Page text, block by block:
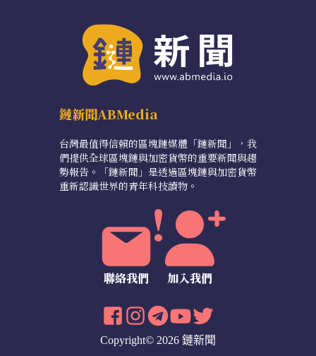
鏈新聞ABMedia
台灣最值得信賴的區塊鏈媒體「鏈新聞」，我
們提供全球區塊鏈與加密貨幣的重要新聞與趨
勢報告。「鏈新聞」是透過區塊鏈與加密貨幣
重新認識世界的青年科技讀物。
聯絡我們 加入我們
Copyright© 2026 鏈新聞